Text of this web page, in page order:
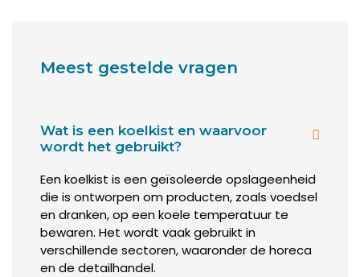
Een koelkist online kopen
voldoen. Zo moet de kist uiteraard goed koelen en moet je
er op kunnen vertrouwen dat deze niet zomaar opeens
genoeg ruimte is om alle voedingsmiddelen die je er in op
wil slaan een plekje te geven. Vandaar ook dat wij een groot
aantal verschillende maten in het assortiment hebben
staan. Zo zorg je ervoor dat je een koelkist in huis haalt
waar je veel plezier mee gaat beleven, die doet wat jij er
van verlangt.
Meest gestelde vragen
Wat is een koelkist en waarvoor
wordt het gebruikt?
Een koelkist is een geïsoleerde opslageenheid
die is ontworpen om producten, zoals voedsel
en dranken, op een koele temperatuur te
bewaren. Het wordt vaak gebruikt in
verschillende sectoren, waaronder de horeca
en de detailhandel.